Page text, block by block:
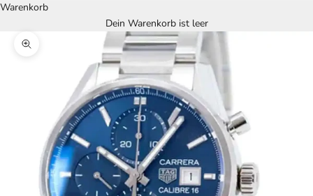
Warenkorb
Dein Warenkorb ist leer
Bild vergrößern